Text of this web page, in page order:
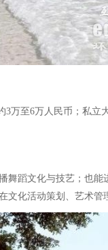
至6万人民币；私
蹈文化与技艺；也
化活动策划、艺术管